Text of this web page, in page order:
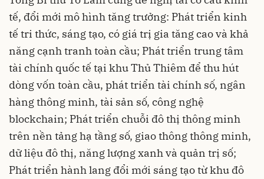
tế, đổi mới mô hình tăng trưởng: Phát triển kinh
tế tri thức, sáng tạo, có giá trị gia tăng cao và khả
năng cạnh tranh toàn cầu; Phát triển trung tâm
tài chính quốc tế tại khu Thủ Thiêm để thu hút
dòng vốn toàn cầu, phát triển tài chính số, ngân
hàng thông minh, tài sản số, công nghệ
blockchain; Phát triển chuỗi đô thị thông minh
trên nền tảng hạ tầng số, giao thông thông minh,
dữ liệu đô thị, năng lượng xanh và quản trị số;
Phát triển hành lang đổi mới sáng tạo từ khu đô